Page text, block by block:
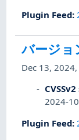
Plugin Feed:
バージョ
Dec 13,
2024-
Plugin Feed: